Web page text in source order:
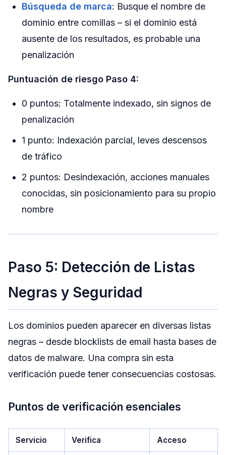
Búsqueda de marca: Busque el nombre de
dominio entre comillas – si el dominio está
ausente de los resultados, es probable una
penalización
Puntuación de riesgo Paso 4:
0 puntos: Totalmente indexado, sin signos de
penalización
1 punto: Indexación parcial, leves descensos
de tráfico
2 puntos: Desindexación, acciones manuales
conocidas, sin posicionamiento para su propio
nombre
Paso 5: Detección de Listas
Negras y Seguridad
Los dominios pueden aparecer en diversas listas
negras – desde blocklists de email hasta bases de
datos de malware. Una compra sin esta
verificación puede tener consecuencias costosas.
Puntos de verificación esenciales
Servicio Verifica Acceso